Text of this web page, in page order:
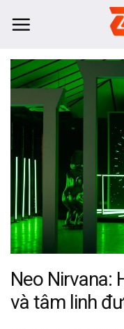
qua
dung
Neo Nirvana:
và tâm linh